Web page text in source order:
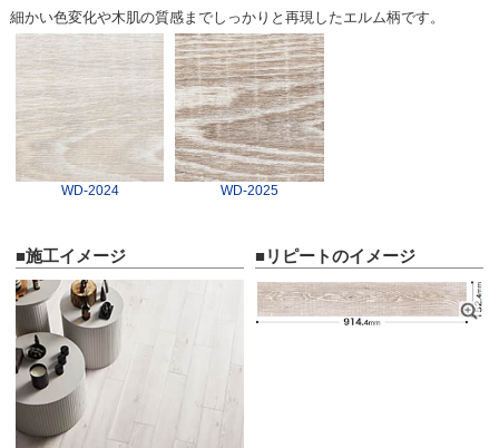
細かい色変化や木肌の質感までしっかりと再現したエルム柄です。
WD-2024 WD-2025
■施工イメージ ■リピートのイメージ